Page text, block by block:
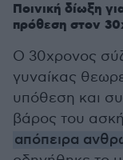
Ποινική δίωξη
πρόθεση στον
Ο 30χρονος
γυναίκας
υπόθεση και
βάρος του
απόπειρα